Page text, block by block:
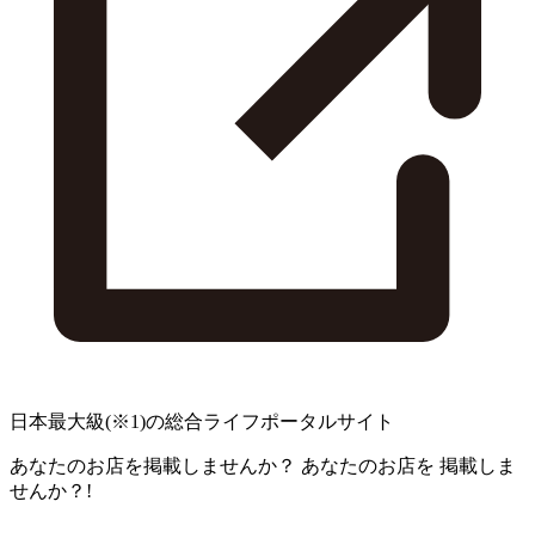
日本最大級(※1)の総合ライフポータルサイト
あなたのお店を掲載しませんか？ あなたのお店を 掲載しま
せんか？!